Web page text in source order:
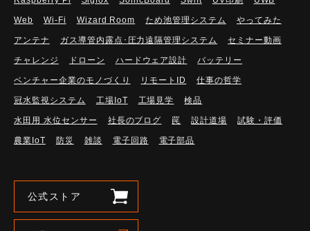
Web Wi-Fi Wizard Room ため池管理システム やってみた
アンテナ ガス導管内露点･圧力遠隔管理システム セミナー動画
チャレンジ ドローン ハードウェア設計 バッテリー
ベンチャー企業のモノづくり リモートID 仕事の哲学
冠水監視システム 工場IoT 工場見学 検品
水田用 水位センサー 社長のブログ 罠 設計道場 試験・評価
農業IoT 防災 雑談 電子回路 電子部品
公式ストア